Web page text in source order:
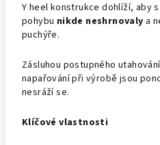
Y heel konstrukce dohlíží, aby
pohybu nikde neshrnovaly a
puchýře.
Zásluhou postupného
napařování při výrobě jsou
nesráží se.
Klíčové vlastnosti